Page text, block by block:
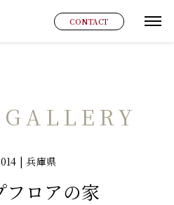
CONTACT グ
| 兵庫県
フロアの家